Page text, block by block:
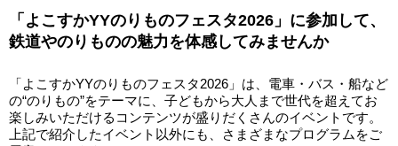
「よこすかYYのりものフェスタ2026」に参加して、
鉄道やのりものの魅力を体感してみませんか
「よこすかYYのりものフェスタ2026」は、電車・バス・船など
の“のりもの”をテーマに、子どもから大人まで世代を超えてお
楽しみいただけるコンテンツが盛りだくさんのイベントです。
上記で紹介したイベント以外にも、さまざまなプログラムをご